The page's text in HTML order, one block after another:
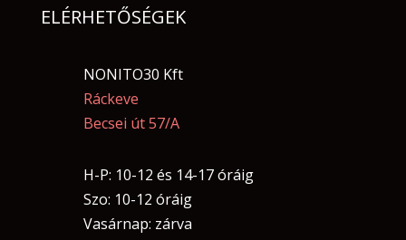
ELÉRHETŐSÉGEK
NONITO30 Kft
Ráckeve
Becsei út 57/A
H-P: 10-12 és 14-17 óráig
Szo: 10-12 óráig
Vasárnap: zárva